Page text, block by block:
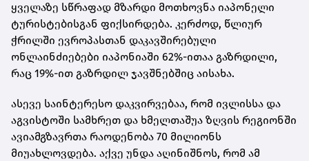
ყველაზე სწრაფად მზარდი მოთხოვნა იაპონელი
ტურისტებისგან ფიქსირდება. კერძოდ, წლიურ
ჭრილში ევროპასთან დაკავშირებული
ონლაინძიებები იაპონიაში 62%-ითაა გაზრდილი,
რაც 19%-ით გაზრდილ ჯავშნებშიც აისახა.
ასევე საინტერესო დაკვირვებაა, რომ ივლისსა და
აგვისტოში სამხრეთ და ხმელთაშუა ზღვის რეგიონში
ავიამგზავრთა რაოდენობა 70 მილიონს
მიუახლოვდება. აქვე უნდა აღინიშნოს, რომ ამ